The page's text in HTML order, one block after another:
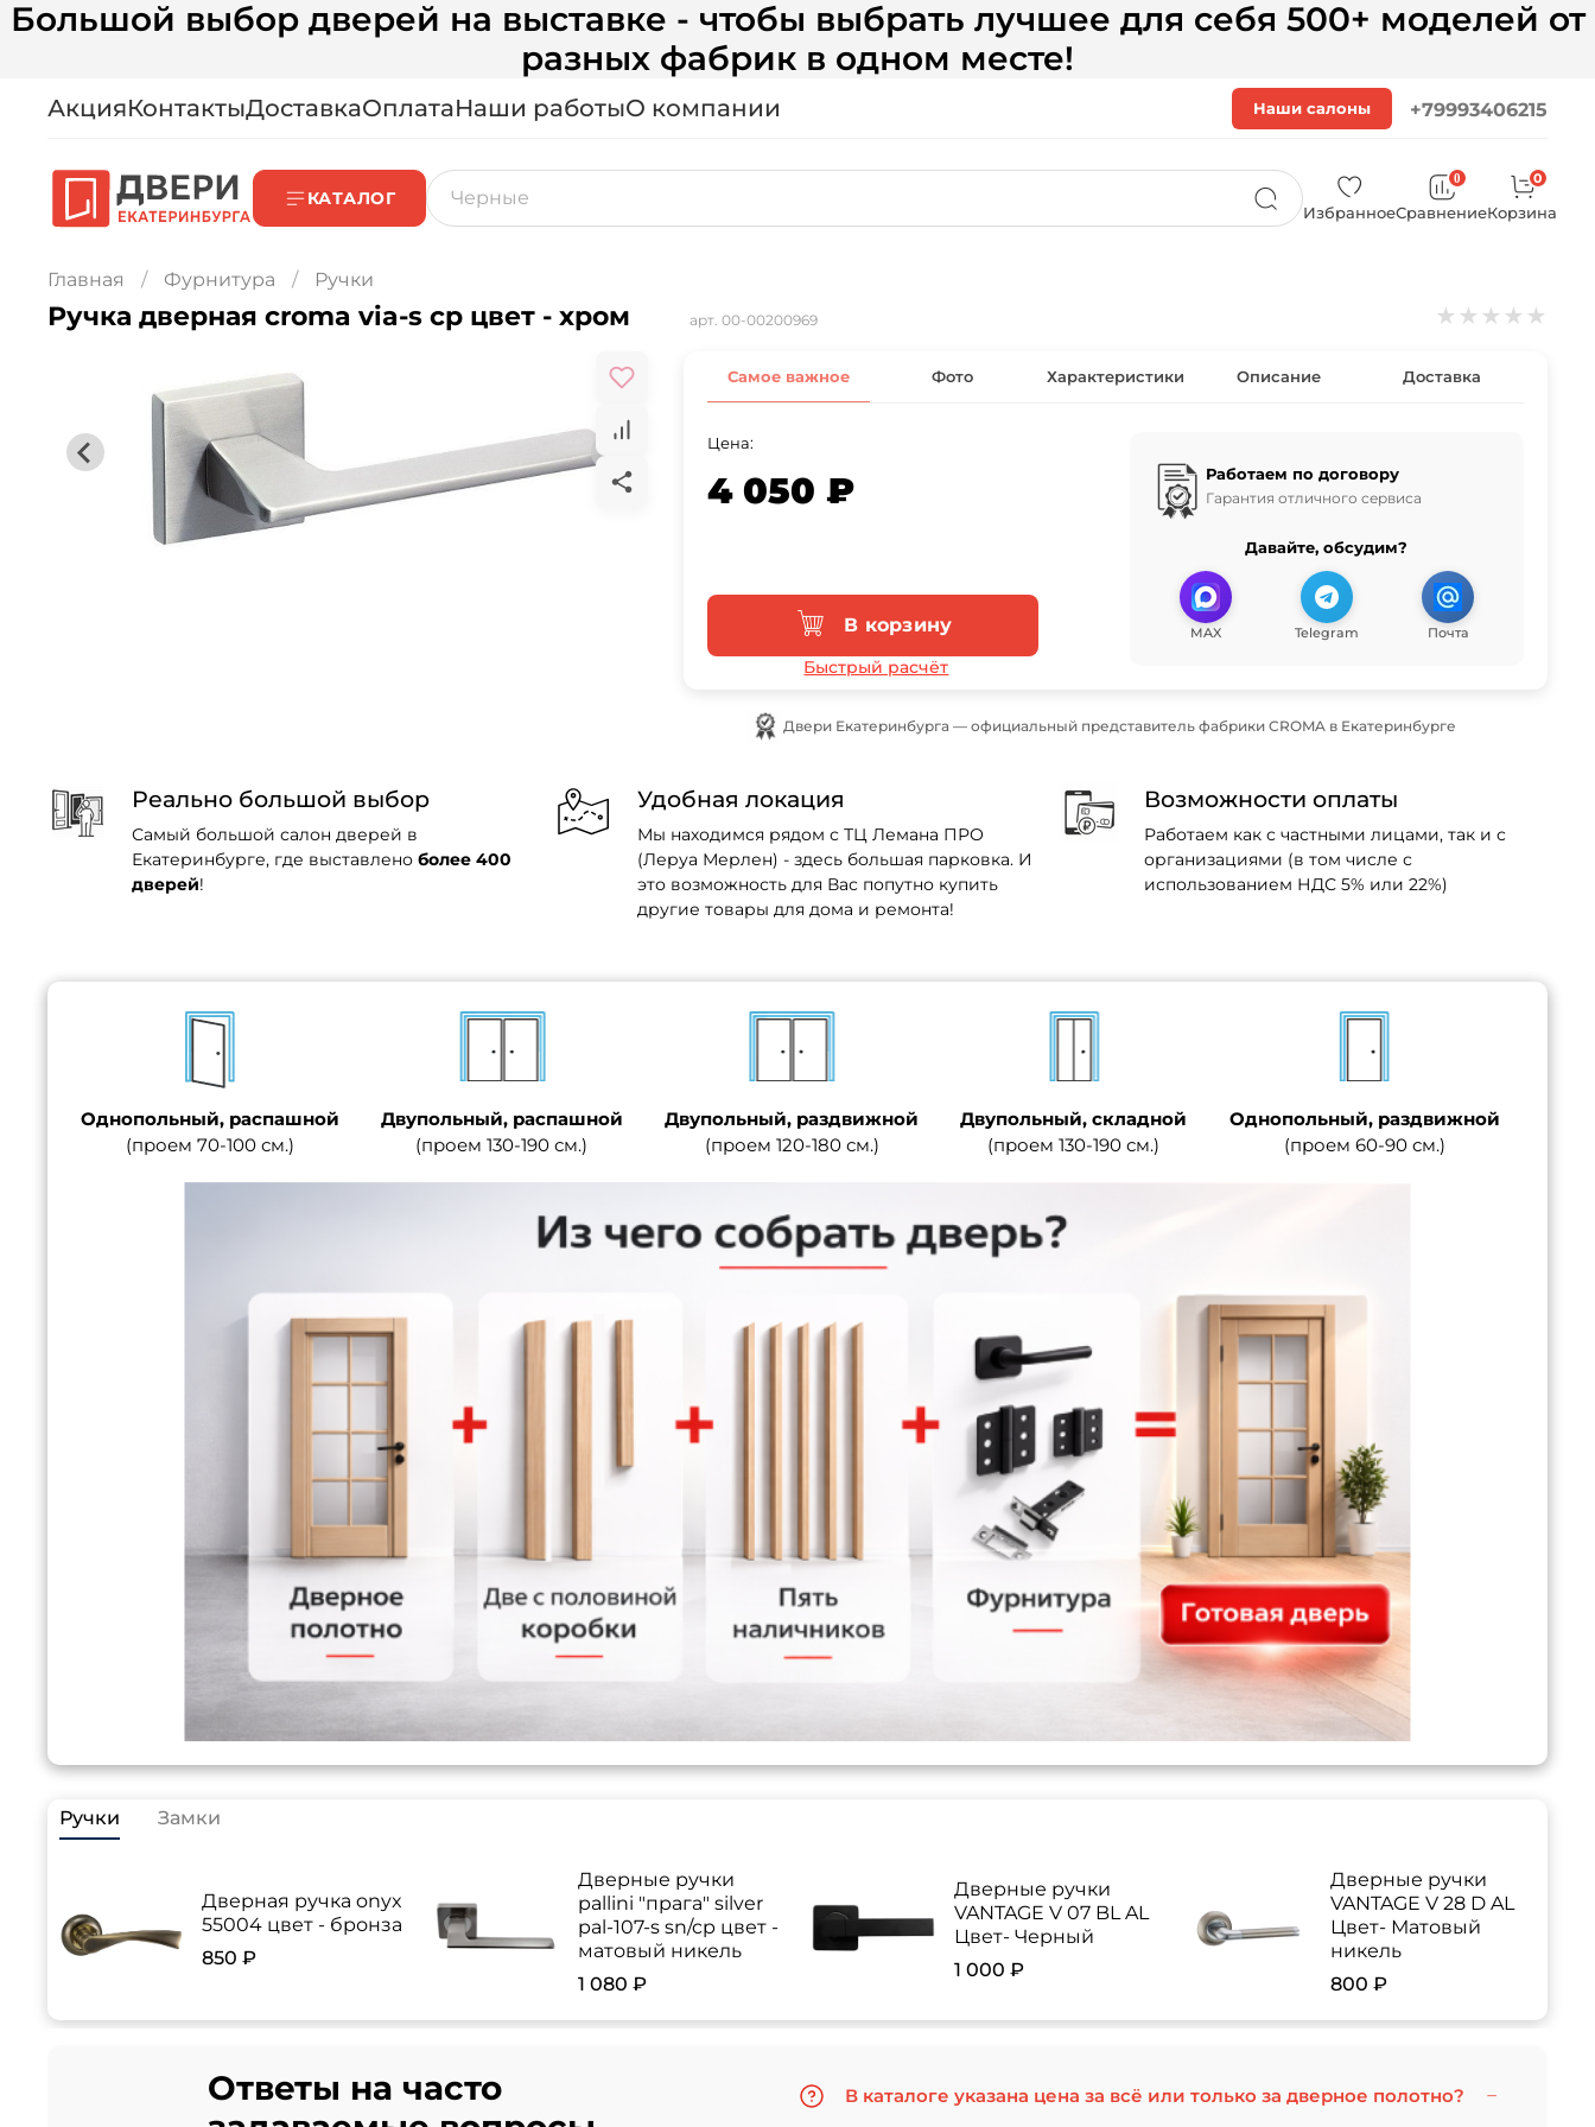
Большой выбор дверей на выставке - чтобы выбрать лучшее для себя 500+ моделей от
разных фабрик в одном месте!
АкцияКонтактыДоставкаОплатаНаши работыО компании Наши салоны +79993406215
КАТАЛОГ
Избранное
0
Сравнение
0
Корзина
Главная Фурнитура Ручки
Ручка дверная croma via-s cp цвет - хром арт. 00-00200969 ★ ★ ★ ★ ★
Самое важное Фото Характеристики Описание Доставка
Цена:
4 050 ₽
В корзину
Быстрый расчёт
Работаем по договору
Гарантия отличного сервиса
Давайте, обсудим?
MAX Telegram Почта
Двери Екатеринбурга — официальный представитель фабрики CROMA в Екатеринбурге
Реально большой выбор
Самый большой салон дверей в
Екатеринбурге, где выставлено более 400
дверей!
Удобная локация
Мы находимся рядом с ТЦ Лемана ПРО
(Леруа Мерлен) - здесь большая парковка. И
это возможность для Вас попутно купить
другие товары для дома и ремонта!
Возможности оплаты
Работаем как с частными лицами, так и с
организациями (в том числе с
использованием НДС 5% или 22%)
Однопольный, распашной
(проем 70-100 см.)
Двупольный, распашной
(проем 130-190 см.)
Двупольный, раздвижной
(проем 120-180 см.)
Двупольный, складной
(проем 130-190 см.)
Однопольный, раздвижной
(проем 60-90 см.)
Ручки Замки
Дверная ручка onyx
55004 цвет - бронза
850 ₽
Дверные ручки
pallini "прага" silver
pal-107-s sn/cp цвет -
матовый никель
1 080 ₽
Дверные ручки
VANTAGE V 07 BL AL
Цвет- Черный
1 000 ₽
Дверные ручки
VANTAGE V 28 D AL
Цвет- Матовый
никель
800 ₽
Ответы на часто
В каталоге указана цена за всё или только за дверное полотно?